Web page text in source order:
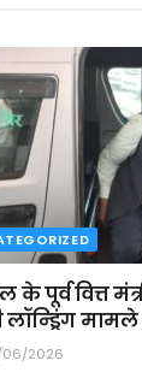
के पूर्व वित्त
06/2026